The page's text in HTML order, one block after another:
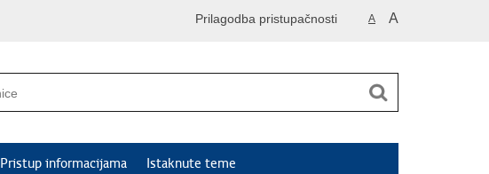
A A
Prilagodba pristupačnosti
Pristup informacijama Istaknute teme